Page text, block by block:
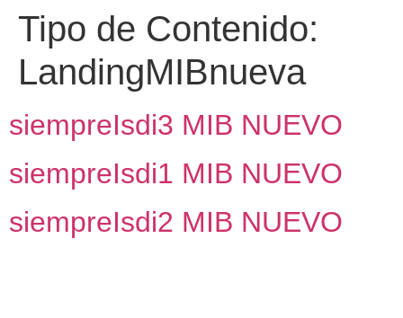
Tipo de Contenido:
LandingMIBnueva
siempreIsdi3 MIB NUEVO
siempreIsdi1 MIB NUEVO
siempreIsdi2 MIB NUEVO